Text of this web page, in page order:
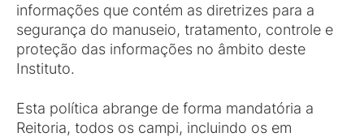
informações que contém as diretrizes para a
segurança do manuseio, tratamento, controle e
proteção das informações no âmbito deste
Instituto.
Esta política abrange de forma mandatória a
Reitoria, todos os campi, incluindo os em